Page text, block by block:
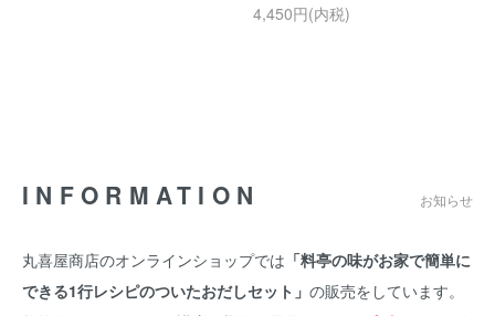
4,450円(内税)
INFORMATION お知らせ
丸喜屋商店のオンラインショップでは 「料亭の味がお家で簡単に
できる1行レシピのついたおだしセット」 の販売をしています。